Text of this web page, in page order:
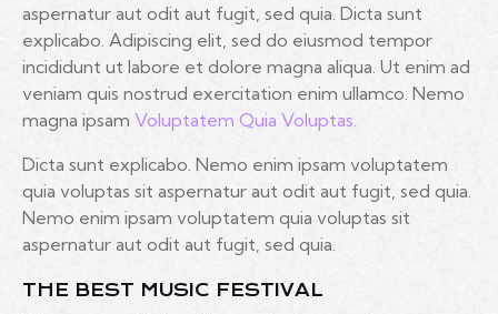
aspernatur aut odit aut fugit, sed quia. Dicta sunt
explicabo. Adipiscing elit, sed do eiusmod tempor
incididunt ut labore et dolore magna aliqua. Ut enim ad
veniam quis nostrud exercitation enim ullamco. Nemo
magna ipsam Voluptatem Quia Voluptas.
Dicta sunt explicabo. Nemo enim ipsam voluptatem
quia voluptas sit aspernatur aut odit aut fugit, sed quia.
Nemo enim ipsam voluptatem quia voluptas sit
aspernatur aut odit aut fugit, sed quia.
THE BEST MUSIC FESTIVAL